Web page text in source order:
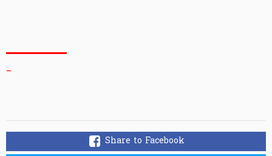
_
Share to Facebook